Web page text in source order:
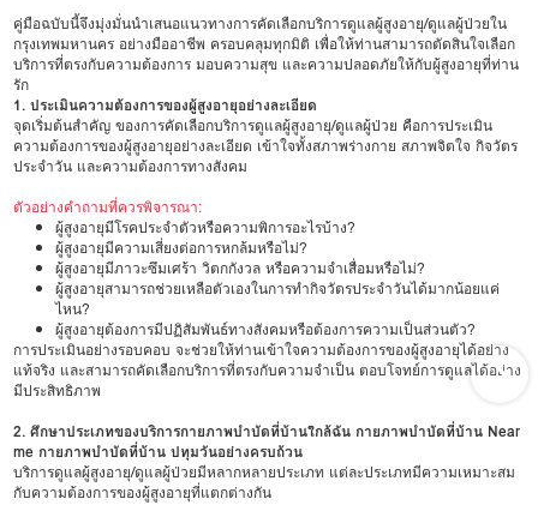
คู่มือฉบับนี้จึงมุ่งมั่นนำเสนอแนวทางการคัดเลือกบริการดูแลผู้สูงอายุ/ดูแลผู้ป่วยใน
กรุงเทพมหานคร อย่างมืออาชีพ ครอบคลุมทุกมิติ เพื่อให้ท่านสามารถตัดสินใจเลือก
บริการที่ตรงกับความต้องการ มอบความสุข และความปลอดภัยให้กับผู้สูงอายุที่ท่าน
รัก
1. ประเมินความต้องการของผู้สูงอายุอย่างละเอียด
จุดเริ่มต้นสำคัญ ของการคัดเลือกบริการดูแลผู้สูงอายุ/ดูแลผู้ป่วย คือการประเมิน
ความต้องการของผู้สูงอายุอย่างละเอียด เข้าใจทั้งสภาพร่างกาย สภาพจิตใจ กิจวัตร
ประจำวัน และความต้องการทางสังคม
ตัวอย่างคำถามที่ควรพิจารณา:
ผู้สูงอายุมีโรคประจำตัวหรือความพิการอะไรบ้าง?
ผู้สูงอายุมีความเสี่ยงต่อการหกล้มหรือไม่?
ผู้สูงอายุมีภาวะซึมเศร้า วิตกกังวล หรือความจำเสื่อมหรือไม่?
ผู้สูงอายุสามารถช่วยเหลือตัวเองในการทำกิจวัตรประจำวันได้มากน้อยแค่
ไหน?
ผู้สูงอายุต้องการมีปฏิสัมพันธ์ทางสังคมหรือต้องการความเป็นส่วนตัว?
การประเมินอย่างรอบคอบ จะช่วยให้ท่านเข้าใจความต้องการของผู้สูงอายุได้อย่าง
แท้จริง และสามารถคัดเลือกบริการที่ตรงกับความจำเป็น ตอบโจทย์การดูแลได้อย่าง
มีประสิทธิภาพ
2. ศึกษาประเภทของบริการกายภาพบำบัดที่บ้านใกล้ฉัน กายภาพบำบัดที่บ้าน Near
me กายภาพบำบัดที่บ้าน ปทุมวันอย่างครบถ้วน
บริการดูแลผู้สูงอายุ/ดูแลผู้ป่วยมีหลากหลายประเภท แต่ละประเภทมีความเหมาะสม
กับความต้องการของผู้สูงอายุที่แตกต่างกัน